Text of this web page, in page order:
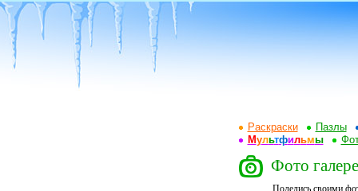
Раскраски
Пазлы
Мультфильмы
Фото
Поделись своими